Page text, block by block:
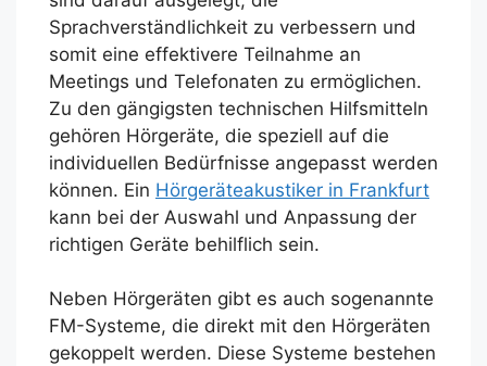
Sprachverständlichkeit zu verbessern und
somit eine effektivere Teilnahme an
Meetings und Telefonaten zu ermöglichen.
Zu den gängigsten technischen Hilfsmitteln
gehören Hörgeräte, die speziell auf die
individuellen Bedürfnisse angepasst werden
können. Ein Hörgeräteakustiker in Frankfurt
kann bei der Auswahl und Anpassung der
richtigen Geräte behilflich sein.
Neben Hörgeräten gibt es auch sogenannte
FM-Systeme, die direkt mit den Hörgeräten
gekoppelt werden. Diese Systeme bestehen